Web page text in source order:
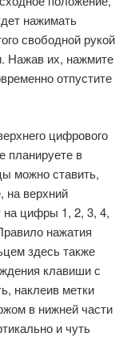
нажимать
свободной рукой
Нажав их, нажмите
отпустите
цифрового
планируете в
можно ставить,
на верхний
на цифры 1, 2, 3, 4,
нажатия
здесь также
клавиши с
наклеив метки
в нижней части
и чуть